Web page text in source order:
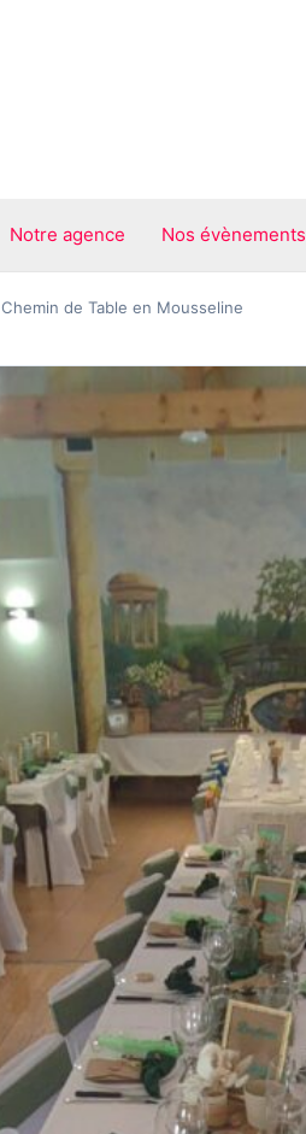
Notre agence Nos évènements
Chemin de Table en Mousseline